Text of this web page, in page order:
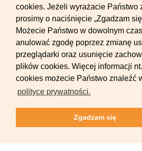
cookies. Jeżeli wyrażacie Państwo
prosimy o naciśnięcie „Zgadzam
Możecie Państwo w dowolnym
anulować zgodę poprzez zmianę
przeglądarki oraz usunięcie
plików cookies. Więcej informacji
cookies możecie Państwo znaleźć
polityce prywatności.
Zgadzam się
© 2012–2026 INTER RAO
Wszelkie prawa